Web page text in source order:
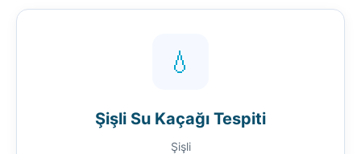
💧
Şişli Su Kaçağı Tespiti
Şişli